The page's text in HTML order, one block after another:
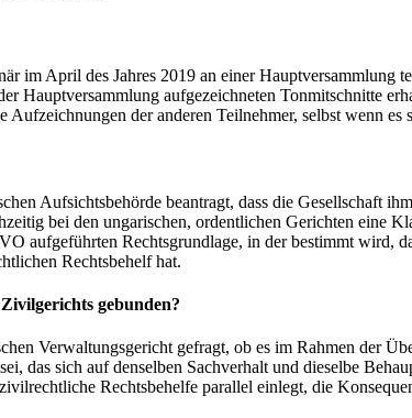
im April des Jahres 2019 an einer Hauptversammlung
Hauptversammlung aufgezeichneten Tonmitschnitte
der anderen Teilnehmer, selbst wenn
Aufsichtsbehörde beantragt, dass die Gesellschaft
bei den ungarischen, ordentlichen Gerichten eine
aufgeführten Rechtsgrundlage, in der bestimmt wird,
Rechtsbehelf hat.
gebunden?
Verwaltungsgericht gefragt, ob es im Rahmen der
das sich auf denselben Sachverhalt und dieselbe
Rechtsbehelfe parallel einlegt, die